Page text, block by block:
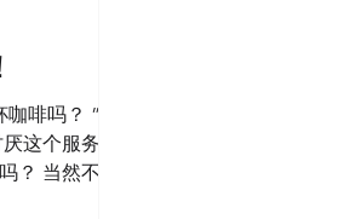
啡吗？ ” 你
这个服务员
？ 当然不